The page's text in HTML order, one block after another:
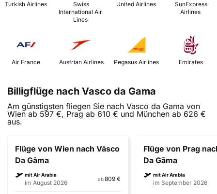
Turkish Airlines
International Air
Lines
United Airlines
Airlines
Air France Austrian Airlines Emirates
Billigflüge nach Vasco da Gama
Am günstigsten fliegen Sie nach Vasco da Gama von
Wien ab 597 €, Prag ab 610 € und München ab 626 €
aus.
Flüge von Wien nach Vāsco
Da Gāma
mit Air Arabia
im August 2026
ab809 €
Flüge von Prag
Da Gāma
mit Air Arabia
im September 2026